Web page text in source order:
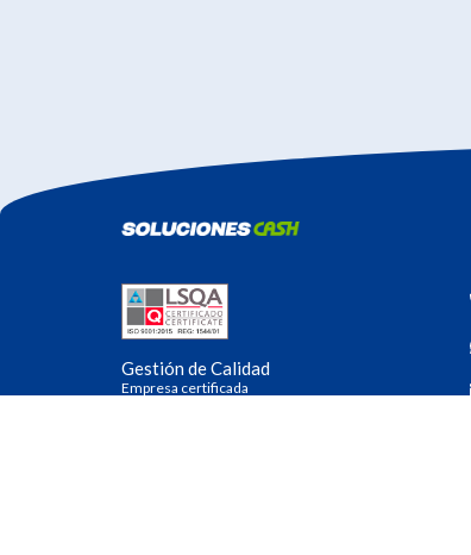
Gestión de Calidad
Empresa certificada